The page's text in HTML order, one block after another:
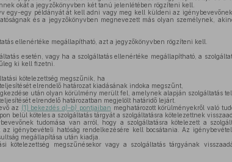
okát a jegyzőkönyvben két tanú jelenlétében rögzíteni kell.
egy-egy példányát át kell adni vagy meg kell küldeni az
és a jegyzőkönyvben megnevezett más olyan személynek,
ellenértéke megállapítható, azt a jegyzőkönyvben rögzíteni kell.
esetén, vagy ha a szolgáltatás ellenértéke megállapítható, a
ki kell fizetni.
kötelezettség megszűnik, ha
elrendelő határozat kiadásának indoka megszűnt,
után olyan körülmény merült fel, amelynek alapján szolgáltatás
elrendelő határozatban megjelölt határidő lejárt.
az (1) bekezdésa)–b) pontjaiban meghatározott körülményekről való
belül köteles a szolgáltatás tárgyát a szolgáltatásra kötelezettnek
tudomása van arról, hogy a szolgáltatásra kötelezett a
az igénybevételi hatóság rendelkezésére kell bocsátania. Az
megállapítása után kiadja.
kötelezettség megszűnésekor vagy a szolgáltatás tárgyának